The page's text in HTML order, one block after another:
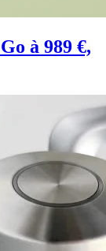
à 989 €,